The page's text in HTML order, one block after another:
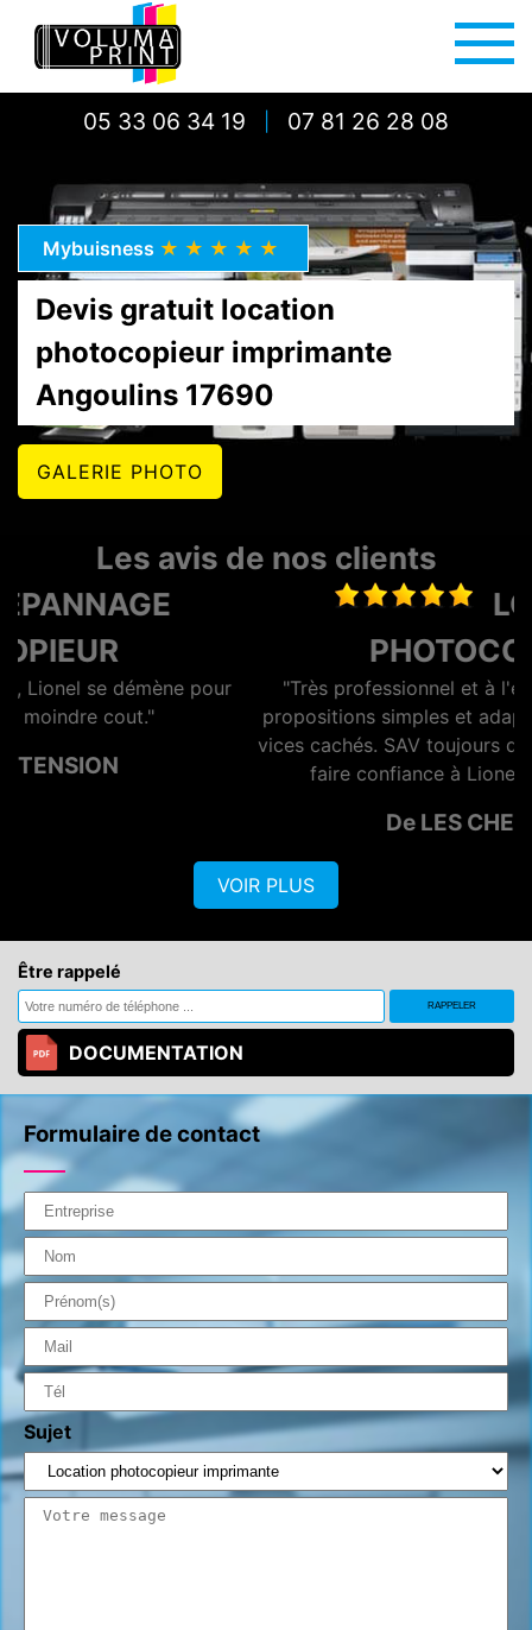
05 33 06 34 19 07 81 26 28 08
Mybuisness ★★★★★
Devis gratuit location
photocopieur imprimante
Angoulins 17690
GALERIE PHOTO
Les avis de nos clients
LOCATION
PHOTOCOPIEUR
"Très professionnel et à l'écoute du client. Des
propositions simples et adaptées aux besoins sans
vices cachés. SAV toujours disponible. Vous pouvez
faire confiance à Lionel les yeux fermés"
VOIR PLUS
Être rappelé
DOCUMENTATION
Formulaire de contact
Sujet